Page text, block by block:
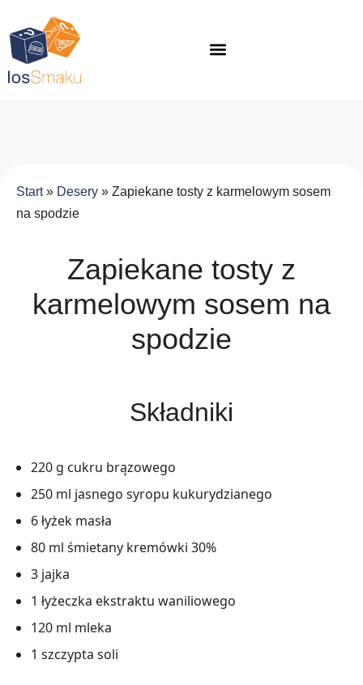
Start» Desery » Zapiekane tosty z karmelowym sosem
na spodzie
Zapiekane tosty z
karmelowym sosem na
spodzie
Składniki
220 g cukru brązowego
250 ml jasnego syropu kukurydzianego
6 łyżek masła
80 ml śmietany kremówki 30%
3 jajka
1 łyżeczka ekstraktu waniliowego
120 ml mleka
1 szczypta soli